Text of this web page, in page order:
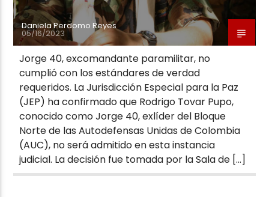
Daniela Perdomo Reyes
05/16/2023
Jorge 40, excomandante paramilitar, no
cumplió con los estándares de verdad
requeridos. La Jurisdicción Especial para la Paz
(JEP) ha confirmado que Rodrigo Tovar Pupo,
conocido como Jorge 40, exlíder del Bloque
Norte de las Autodefensas Unidas de Colombia
(AUC), no será admitido en esta instancia
judicial. La decisión fue tomada por la Sala de […]